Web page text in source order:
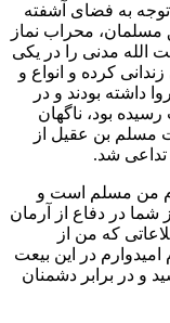
به فضای آشفته
مسلمان، محراب نماز
الله مدنی را در یکی
کرده و انواع و
بودند و در
بود، ناگهان
مسلم بن عقیل از
شد.
من مسلم است و
شما در دفاع از آرمان
که من از
امیدوارم در این بیعت
و در برابر دشمنان